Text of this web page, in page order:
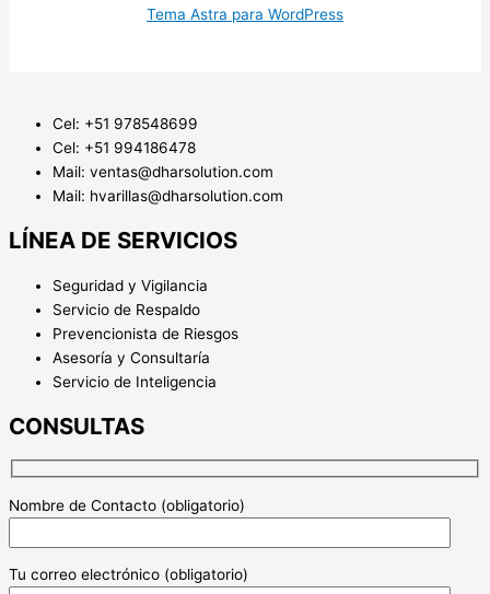
Tema Astra para WordPress
Cel: +51 978548699
Cel: +51 994186478
Mail: ventas@dharsolution.com
Mail: hvarillas@dharsolution.com
LÍNEA DE SERVICIOS
Seguridad y Vigilancia
Servicio de Respaldo
Prevencionista de Riesgos
Asesoría y Consultaría
Servicio de Inteligencia
CONSULTAS
Nombre de Contacto (obligatorio)
Tu correo electrónico (obligatorio)